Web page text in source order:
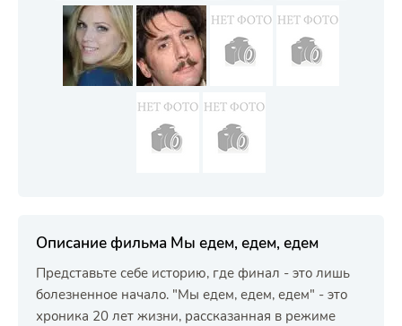
Описание фильма Мы едем, едем, едем
Представьте себе историю, где финал - это лишь
болезненное начало. "Мы едем, едем, едем" - это
хроника 20 лет жизни, рассказанная в режиме